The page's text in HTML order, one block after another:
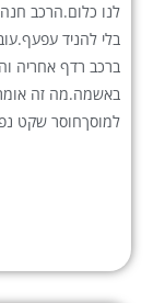
לנו כלום.הרכב
בלי להניד
ברכב רדף אחריה
באשמה.מה זה אומר
למוסךחוסר שקט